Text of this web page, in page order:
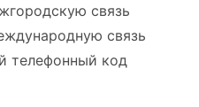
связь
связь
телефонный код